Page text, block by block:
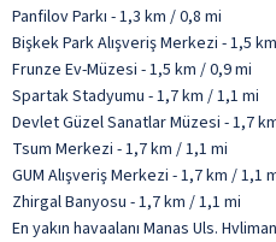
Panfilov Parkı - 1,3 km / 0,8 mi
Bişkek Park Alışveriş Merkezi - 1,5
Frunze Ev-Müzesi - 1,5 km / 0,9 mi
Spartak Stadyumu - 1,7 km / 1,1 mi
Devlet Güzel Sanatlar Müzesi - 1,7
Tsum Merkezi - 1,7 km / 1,1 mi
GUM Alışveriş Merkezi - 1,7 km / 1,1
Zhirgal Banyosu - 1,7 km / 1,1 mi
En yakın havaalanı Manas Uls.